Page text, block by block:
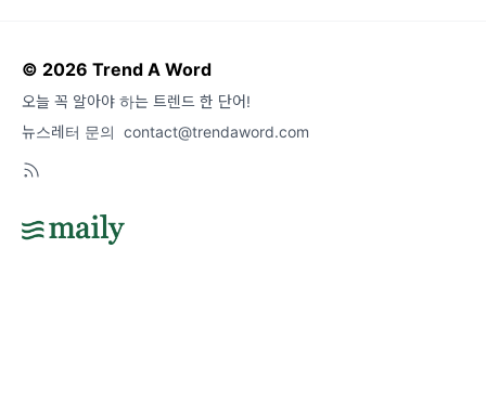
© 2026 Trend A Word
오늘 꼭 알아야 하는 트렌드 한 단어!
뉴스레터 문의 contact@trendaword.com